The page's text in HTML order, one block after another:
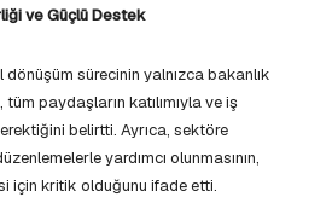
ve Güçlü Destek
sürecinin yalnızca bakanlık
paydaşların katılımıyla ve iş
belirtti. Ayrıca, sektöre
yardımcı olunmasının,
için kritik olduğunu ifade etti.